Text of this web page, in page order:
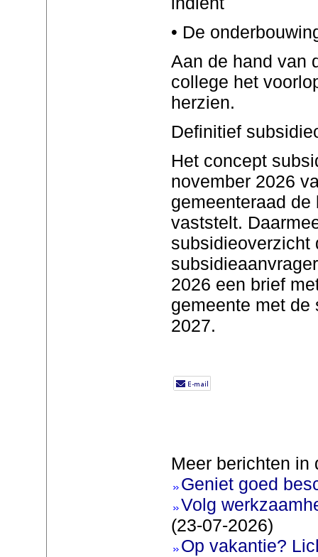
• De
Aan de hand van
college het
herzien.
Definitief
Het concept
november 2026
gemeenteraad
vaststelt.
subsidieoverzicht
2026 een brief
gemeente met de
2027.
Meer berichten in
Geniet goed
Volg
(23-07-2026)
Op vakantie?